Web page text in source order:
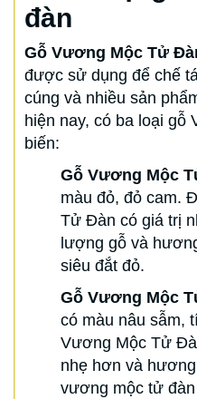
đàn
Gỗ Vương Mộc Tử
được sử dụng để chế
cúng và nhiều sản
hiện nay, có ba loại
biến:
Gỗ Vương Mộc
màu đỏ, đỏ cam.
Tử Đàn có giá trị
lượng gỗ và
siêu đắt đỏ.
Gỗ Vương Mộc
có màu nâu sẫm,
Vương Mộc Tử
nhẹ hơn và
vương mộc tử